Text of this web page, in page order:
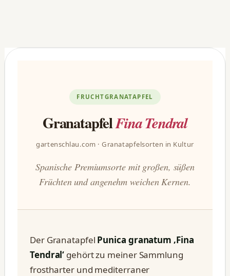
FRUCHTGRANATAPFEL
GranatapfelFina Tendral
gartenschlau.com · Granatapfelsorten in Kultur
Spanische Premiumsorte mit großen, süßen
Früchten und angenehm weichen Kernen.
Der Granatapfel Punica granatum ‚Fina
Tendral‘ gehört zu meiner Sammlung
frostharter und mediterraner